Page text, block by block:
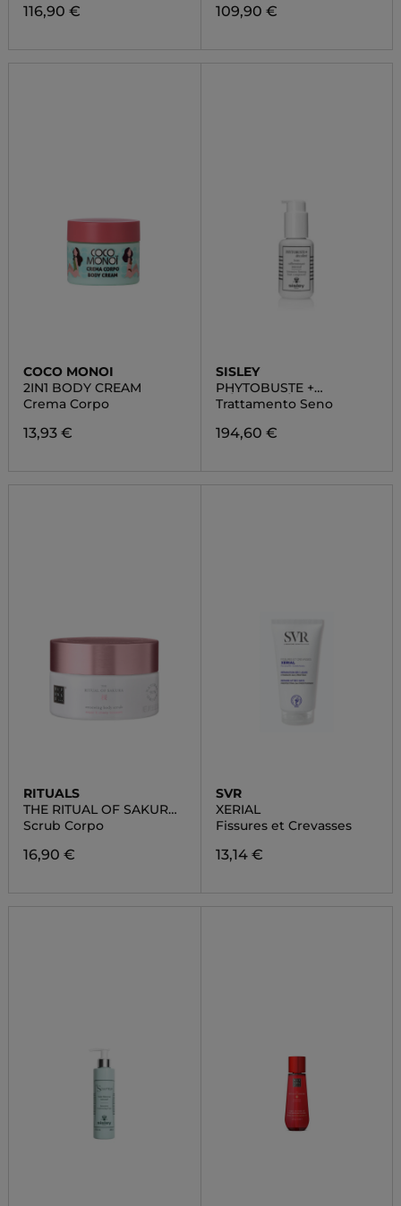
116,90 € 109,90 €
COCO MONOI
2IN1 BODY CREAM
Crema Corpo
13,93 €
SISLEY
PHYTOBUSTE +
DÉCOLLETÉ
Trattamento Seno
194,60 €
RITUALS
THE RITUAL OF SAKURA
BODY SCRUB
Scrub Corpo
16,90 €
SVR
XERIAL
Fissures et Crevasses
13,14 €